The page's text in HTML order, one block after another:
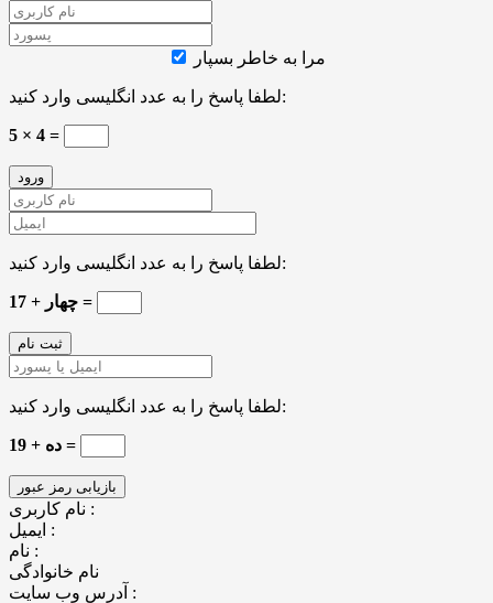
مرا به خاطر بسپار
لطفا پاسخ را به عدد انگلیسی وارد کنید:
5 × 4 =
لطفا پاسخ را به عدد انگلیسی وارد کنید:
17 + چهار =
لطفا پاسخ را به عدد انگلیسی وارد کنید:
ده + 19 =
نام کاربری :
ایمیل :
نام :
نام خانوادگی
آدرس وب سایت :